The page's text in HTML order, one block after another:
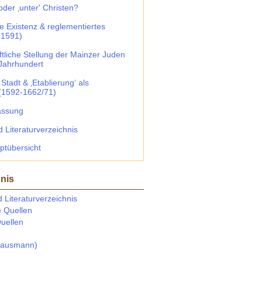
‚unter' Christen?
Existenz & reglementiertes
Stellung der Mainzer Juden
& ‚Etablierung‘ als
1662/71)
Literaturverzeichnis
Literaturverzeichnis
Quellen